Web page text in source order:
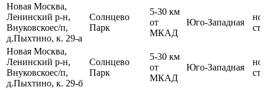
Новая Москва,
Ленинский р-н,
Внуковскоес/п,
д.Пыхтино, к. 29-а
Солнцево
Парк
5-30 км
от
МКАД
Юго-Западная
Новая Москва,
Ленинский р-н,
Внуковскоес/п,
д.Пыхтино, к. 29-б
Солнцево
Парк
5-30 км
от
МКАД
Юго-Западная